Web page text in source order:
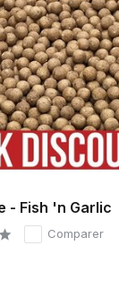
- Fish 'n Garlic
Comparer